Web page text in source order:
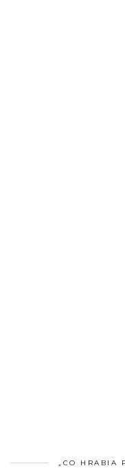
„CO HRABIA